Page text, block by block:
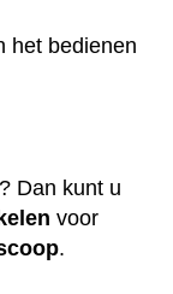
het bedienen
Dan kunt u
voor
.